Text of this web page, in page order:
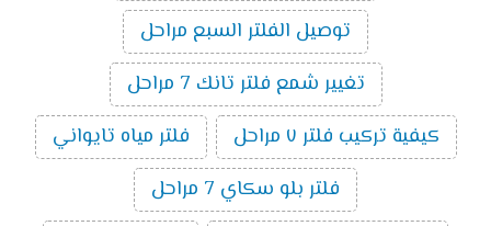
توصيل الفلتر السبع مراحل
تغيير شمع فلتر تانك 7 مراحل
كيفية تركيب فلتر ٧ مراحل
فلتر مياه تايواني
فلتر بلو سكاي 7 مراحل